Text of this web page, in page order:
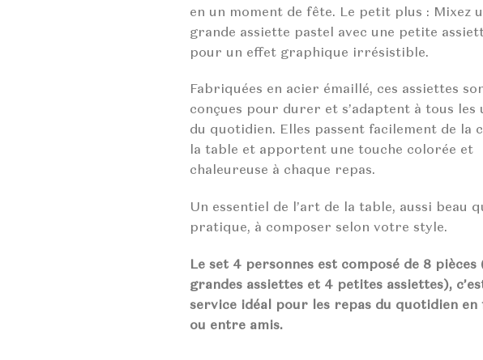
en un moment de fête. Le petit plus : Mixez
grande assiette pastel avec une petite
pour un effet graphique irrésistible.
Fabriquées en acier émaillé, ces assiettes
conçues pour durer et s’adaptent à tous les
du quotidien. Elles passent facilement de la
la table et apportent une touche colorée et
chaleureuse à chaque repas.
Un essentiel de l’art de la table, aussi beau
pratique, à composer selon votre style.
Le set 4 personnes est composé de 8 pièces
grandes assiettes et 4 petites assiettes),
service idéal pour les repas du quotidien en
ou entre amis.